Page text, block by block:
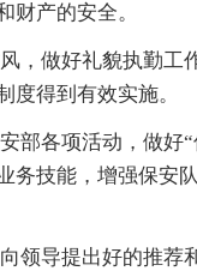
财产的安全。
，做好礼貌执勤工
度得到有效实施。
部各项活动，做好
务技能，增强保安
领导提出好的推荐